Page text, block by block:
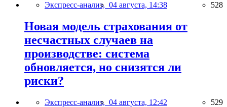
Экспресс-анализ, 04 августа, 14:38 528
Новая модель страхования от
несчастных случаев на
производстве: система
обновляется, но снизятся ли
риски?
Экспресс-анализ, 04 августа, 12:42 529